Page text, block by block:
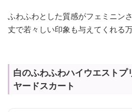
ふわふわとした質感がフェミニン
丈で若々しい印象も与えてくれる
白のふわふわハイウエストプ
ヤードスカート